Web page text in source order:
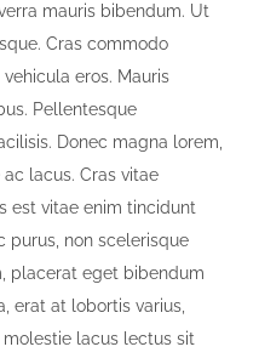
mauris bibendum. Ut
Cras commodo
eros. Mauris
Pellentesque
Donec magna lorem,
lacus. Cras vitae
est vitae enim tincidunt
purus, non scelerisque
placerat eget bibendum
erat at lobortis varius,
lacus lectus sit